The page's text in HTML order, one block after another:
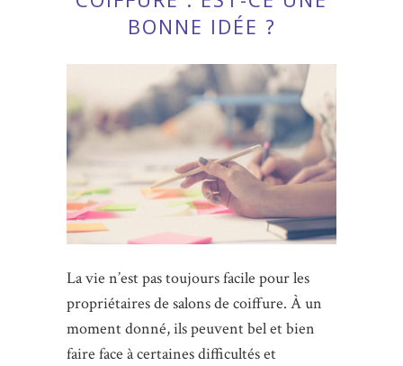
BONNE IDÉE ?
La vie n’est pas toujours facile pour les
propriétaires de salons de coiffure. À un
moment donné, ils peuvent bel et bien
faire face à certaines difficultés et